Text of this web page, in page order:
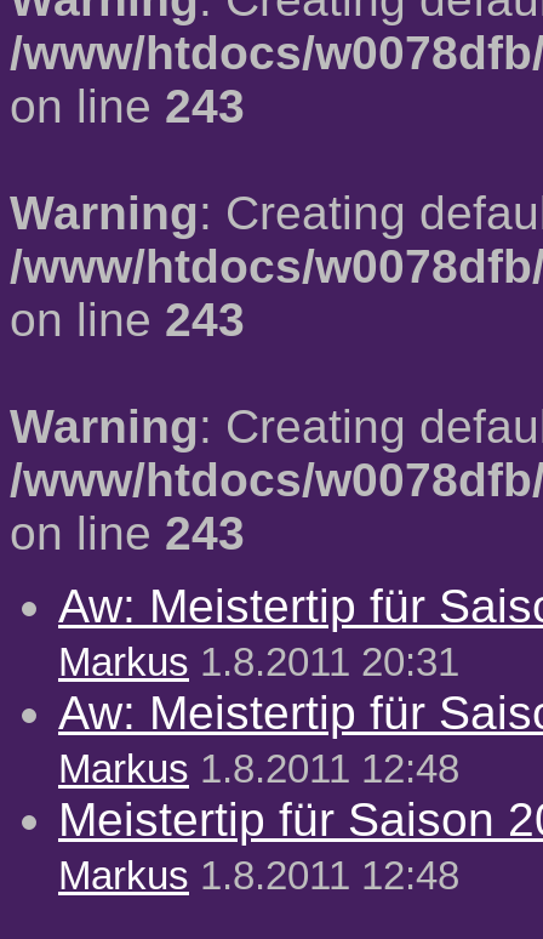
/www/htdocs/
on line 243
Warning: Creating
/www/htdocs/
on line 243
Warning: Creating
/www/htdocs/
on line 243
Aw: Meistertip für
Markus 1.8.2011 20:31
Aw: Meistertip für
Markus 1.8.2011 12:48
Meistertip für Saison
Markus 1.8.2011 12:48